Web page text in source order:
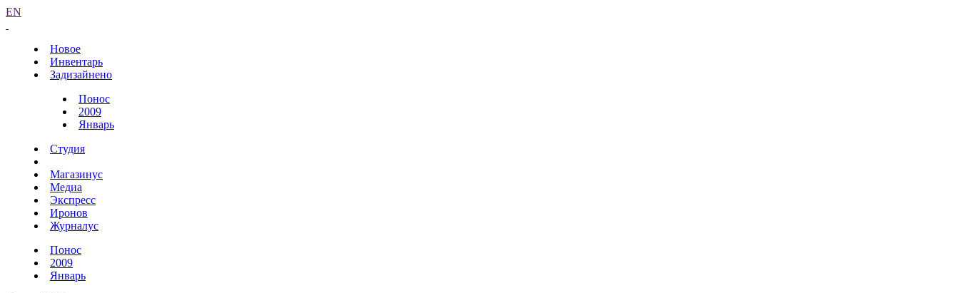
EN
Новое
Инвентарь
Задизайнено
Понос
2009
Январь
Студия
Магазинус
Медиа
Экспресс
Иронов
Журналус
Понос
2009
Январь